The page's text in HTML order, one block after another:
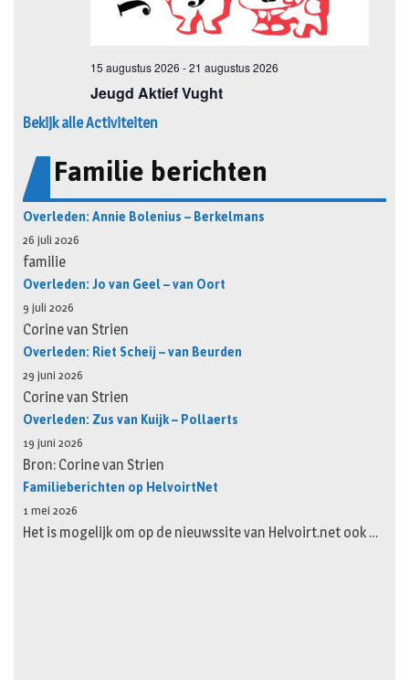
Bekijk alle Activiteiten
Familie berichten
Overleden: Annie Bolenius – Berkelmans
26 juli 2026
familie
Overleden: Jo van Geel – van Oort
9 juli 2026
Corine van Strien
Overleden: Riet Scheij – van Beurden
29 juni 2026
Corine van Strien
Overleden: Zus van Kuijk – Pollaerts
19 juni 2026
Bron: Corine van Strien
Familieberichten op HelvoirtNet
1 mei 2026
Het is mogelijk om op de nieuwssite van Helvoirt.net ook …